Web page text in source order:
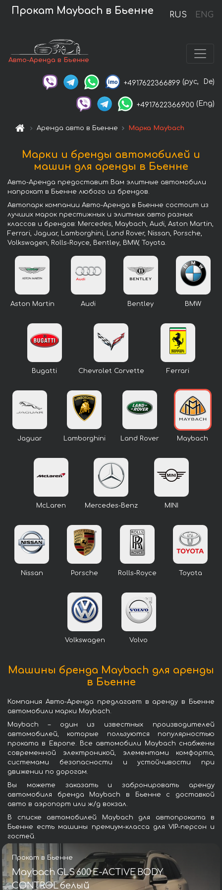
RUS ENG
Прокат Maybach в Бьенне
Авто-Аренда в Бьенне
+4917622366899 (рус, De)
+4917622366900 (Eng)
Аренда авто в Бьенне Марка Maybach
Марки и бренды автомобилей и
машин для аренды в Бьенне
Авто-Аренда предоставит Вам элитные автомобили
напрокат в Бьенне любого из брендов.
Автопарк компании Авто-Аренда в Бьенне состоит из
лучших марок престижных и элитных авто разных
классов и брендов: Mercedes, Maybach, Audi, Aston Martin,
Ferrari, Jaguar, Lamborghini, Land Rover, Nissan, Porsche,
Volkswagen, Rolls-Royce, Bentley, BMW, Toyota.
Aston Martin Audi Bentley BMW
Bugatti Chevrolet Corvette Ferrari
Jaguar Lamborghini Land Rover Maybach
McLaren Mercedes-Benz MINI
Nissan Porsche Rolls-Royce Toyota
Volkswagen Volvo
Машины бренда Maybach для аренды
в Бьенне
Компания Авто-Аренда предлагает в аренду в Бьенне
автомобили марки Maybach.
Maybach – один из известных производителей
автомобилей, которые пользуются популярностью
проката в Европе. Все автомобили Maybach снабжены
современной электроникой, элементами комфорта,
системами безопасности и устойчивости при
движении по дорогам.
Вы можете заказать и забронировать аренду
автомобиля бренда Maybach в Бьенне с доставкой
авто в аэропорт или ж/д вокзал.
В списке автомобилей Maybach для автопроката в
Бьенне есть машины премиум-класса для VIP-персон и
гостей.
Прокат в Бьенне
Maybach GLS 600 E-ACTIVE BODY
CONTROL белый